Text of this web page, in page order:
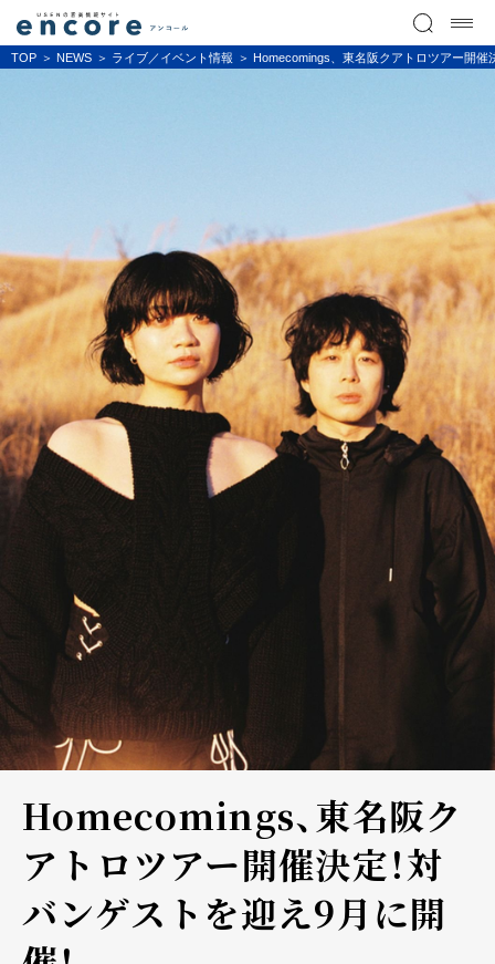
TOP NEWS ライブ／イベント情報 Homecomings、東名阪クアトロツアー開
Homecomings、東名阪ク
アトロツアー開催決定！対
バンゲストを迎え9月に開